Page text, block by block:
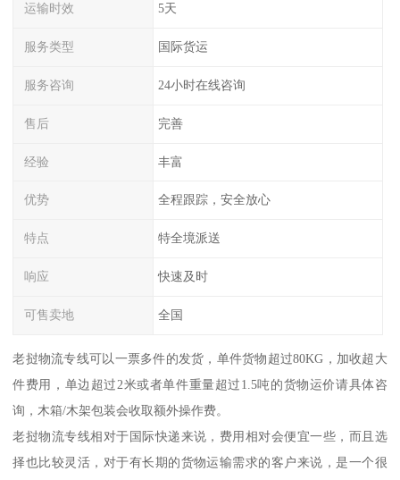
运输时效 5天
服务类型 国际货运
服务咨询 24小时在线咨询
售后 完善
经验 丰富
优势 全程跟踪，安全放心
特点 特全境派送
响应 快速及时
可售卖地 全国
老挝物流专线可以一票多件的发货，单件货物超过80KG，加收超大
件费用，单边超过2米或者单件重量超过1.5吨的货物运价请具体咨
询，木箱/木架包装会收取额外操作费。
老挝物流专线相对于国际快递来说，费用相对会便宜一些，而且选
择也比较灵活，对于有长期的货物运输需求的客户来说，是一个很